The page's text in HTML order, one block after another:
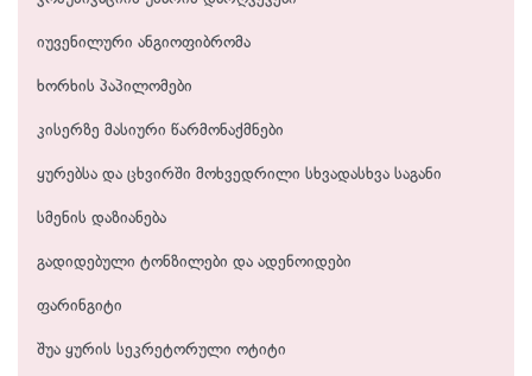
იუვენილური ანგიოფიბრომა
ხორხის პაპილომები
კისერზე მასიური წარმონაქმნები
ყურებსა და ცხვირში მოხვედრილი სხვადასხვა საგანი
სმენის დაზიანება
გადიდებული ტონზილები და ადენოიდები
ფარინგიტი
შუა ყურის სეკრეტორული ოტიტი